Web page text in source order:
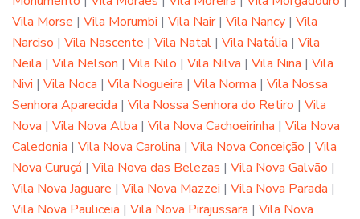
Vila Morse | Vila Morumbi | Vila Nair| Vila Nancy | Vila
Narciso | Vila Nascente | Vila Natal | Vila Natália | Vila
Neila | Vila Nelson | Vila Nilo | Vila Nilva | Vila Nina | Vila
Nivi | Vila Noca | Vila Nogueira | Vila Norma | Vila Nossa
Senhora Aparecida | Vila Nossa Senhora do Retiro | Vila
Nova | Vila Nova Alba | Vila Nova Cachoeirinha | Vila Nova
Caledonia | Vila Nova Carolina | Vila Nova Conceição | Vila
Nova Curuçá | Vila Nova das Belezas | Vila Nova Galvão |
Vila Nova Jaguare | Vila Nova Mazzei | Vila Nova Parada |
Vila Nova Pauliceia | Vila Nova Pirajussara | Vila Nova